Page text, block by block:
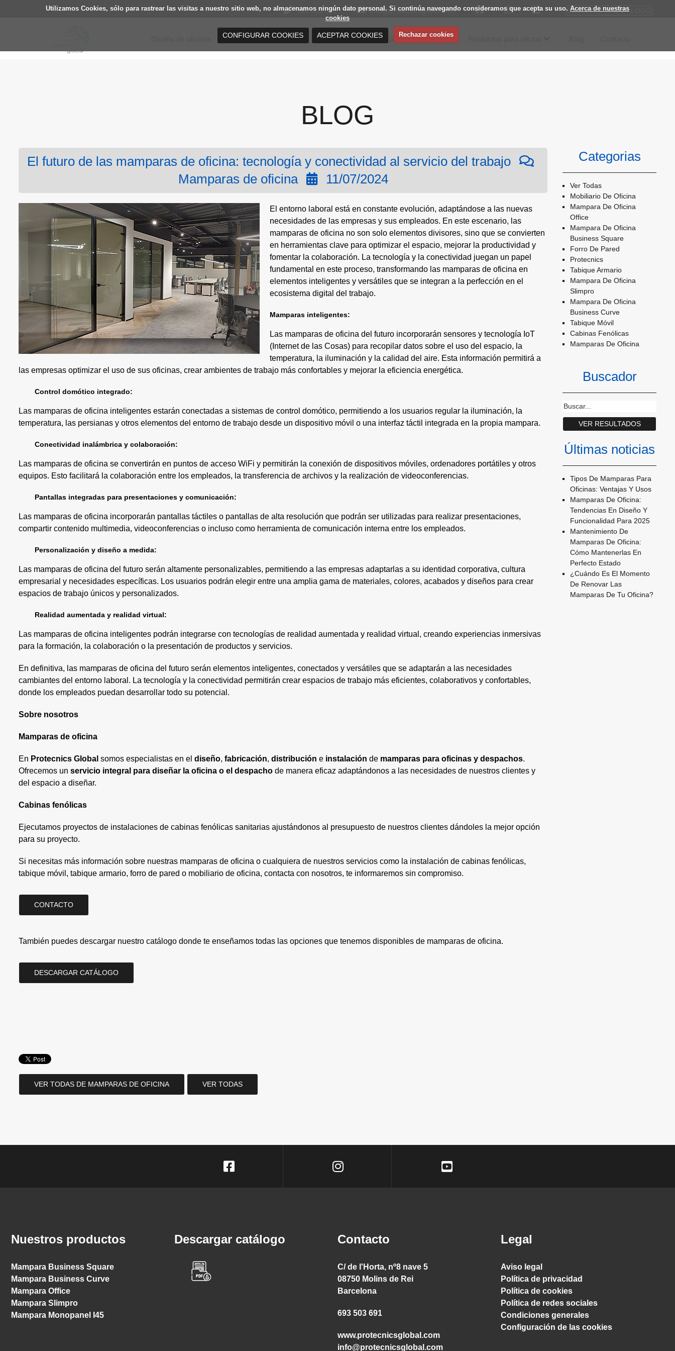
Utilizamos Cookies, sólo para rastrear las visitas a nuestro sitio web, no almacenamos ningún dato personal. Si continúa navegando consideramos que acepta su uso. Acerca de nuestras
cookies
CONFIGURAR COOKIES ACEPTAR COOKIES Rechazar cookies
693 503 691 info@protecnicsglobal.com DESCARGAR CATÁLOGO
Mamparas de oficina Distribuidores de mamparas de oficina
BLOG
El futuro de las mamparas de oficina: tecnología y conectividad al servicio del trabajo
Mamparas de oficina
11/07/2024
El entorno laboral está en constante evolución, adaptándose a las nuevas
necesidades de las empresas y sus empleados. En este escenario, las
mamparas de oficina no son solo elementos divisores, sino que se convierten
en herramientas clave para optimizar el espacio, mejorar la productividad y
fomentar la colaboración. La tecnología y la conectividad juegan un papel
fundamental en este proceso, transformando las mamparas de oficina en
elementos inteligentes y versátiles que se integran a la perfección en el
ecosistema digital del trabajo.
Mamparas inteligentes:
Las mamparas de oficina del futuro incorporarán sensores y tecnología IoT
(Internet de las Cosas) para recopilar datos sobre el uso del espacio, la
temperatura, la iluminación y la calidad del aire. Esta información permitirá a
las empresas optimizar el uso de sus oficinas, crear ambientes de trabajo más confortables y mejorar la eficiencia energética.
Control domótico integrado:
Las mamparas de oficina inteligentes estarán conectadas a sistemas de control domótico, permitiendo a los usuarios regular la iluminación, la
temperatura, las persianas y otros elementos del entorno de trabajo desde un dispositivo móvil o una interfaz táctil integrada en la propia mampara.
Conectividad inalámbrica y colaboración:
Las mamparas de oficina se convertirán en puntos de acceso WiFi y permitirán la conexión de dispositivos móviles, ordenadores portátiles y otros
equipos. Esto facilitará la colaboración entre los empleados, la transferencia de archivos y la realización de videoconferencias.
Pantallas integradas para presentaciones y comunicación:
Las mamparas de oficina incorporarán pantallas táctiles o pantallas de alta resolución que podrán ser utilizadas para realizar presentaciones,
compartir contenido multimedia, videoconferencias o incluso como herramienta de comunicación interna entre los empleados.
Personalización y diseño a medida:
Las mamparas de oficina del futuro serán altamente personalizables, permitiendo a las empresas adaptarlas a su identidad corporativa, cultura
empresarial y necesidades específicas. Los usuarios podrán elegir entre una amplia gama de materiales, colores, acabados y diseños para crear
espacios de trabajo únicos y personalizados.
Realidad aumentada y realidad virtual:
Las mamparas de oficina inteligentes podrán integrarse con tecnologías de realidad aumentada y realidad virtual, creando experiencias inmersivas
para la formación, la colaboración o la presentación de productos y servicios.
En definitiva, las mamparas de oficina del futuro serán elementos inteligentes, conectados y versátiles que se adaptarán a las necesidades
cambiantes del entorno laboral. La tecnología y la conectividad permitirán crear espacios de trabajo más eficientes, colaborativos y confortables,
donde los empleados puedan desarrollar todo su potencial.
Sobre nosotros
Mamparas de oficina
En Protecnics Global somos especialistas en el diseño, fabricación, distribución e instalación de mamparas para oficinas y despachos.
Ofrecemos un servicio integral para diseñar la oficina o el despacho de manera eficaz adaptándonos a las necesidades de nuestros clientes y
del espacio a diseñar.
Cabinas fenólicas
Ejecutamos proyectos de instalaciones de cabinas fenólicas sanitarias ajustándonos al presupuesto de nuestros clientes dándoles la mejor opción
para su proyecto.
Si necesitas más información sobre nuestras mamparas de oficina o cualquiera de nuestros servicios como la instalación de cabinas fenólicas,
tabique móvil, tabique armario, forro de pared o mobiliario de oficina, contacta con nosotros, te informaremos sin compromiso.
CONTACTO
También puedes descargar nuestro catálogo donde te enseñamos todas las opciones que tenemos disponibles de mamparas de oficina.
DESCARGAR CATÁLOGO
VER TODAS DE MAMPARAS DE OFICINA VER TODAS
Categorias
Ver Todas
Mobiliario De Oficina
Mampara De Oficina
Office
Mampara De Oficina
Business Square
Forro De Pared
Protecnics
Tabique Armario
Mampara De Oficina
Slimpro
Mampara De Oficina
Business Curve
Tabique Móvil
Cabinas Fenólicas
Mamparas De Oficina
Buscador
Últimas noticias
Tipos De Mamparas Para
Oficinas: Ventajas Y Usos
Mamparas De Oficina:
Tendencias En Diseño Y
Funcionalidad Para 2025
Mantenimiento De
Mamparas De Oficina:
Cómo Mantenerlas En
Perfecto Estado
¿cuándo Es El Momento
De Renovar Las
Mamparas De Tu Oficina?
Nuestros productos
Mampara Business Square
Mampara Business Curve
Mampara Office
Mampara Slimpro
Mampara Monopanel I45
Descargar catálogo Contacto
C/ de l'Horta, nº8 nave 5
08750 Molins de Rei
Barcelona
693 503 691
www.protecnicsglobal.com
info@protecnicsglobal.com
Legal
Aviso legal
Política de privacidad
Política de cookies
Política de redes sociales
Condiciones generales
Configuración de las cookies